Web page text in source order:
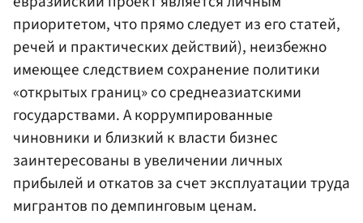
приоритетом, что прямо следует из его статей,
речей и практических действий), неизбежно
имеющее следствием сохранение политики
«открытых границ» со среднеазиатскими
государствами. А коррумпированные
чиновники и близкий к власти бизнес
заинтересованы в увеличении личных
прибылей и откатов за счет эксплуатации труда
мигрантов по демпинговым ценам.